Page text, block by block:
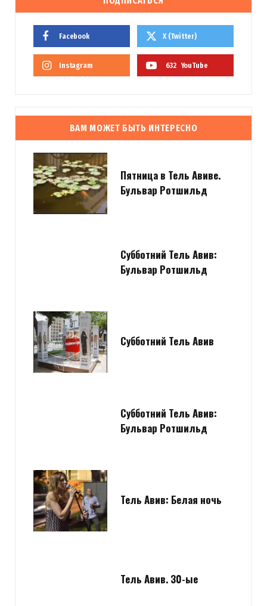
Facebook X (Twitter)
Instagram 632 YouTube
ВАМ МОЖЕТ БЫТЬ ИНТЕРЕСНО
Пятница в Тель Авиве.
Бульвар Ротшильд
Субботний Тель Авив:
Бульвар Ротшильд
Субботний Тель Авив
Субботний Тель Авив:
Бульвар Ротшильд
Тель Авив: Белая ночь
Тель Авив. 30-ые